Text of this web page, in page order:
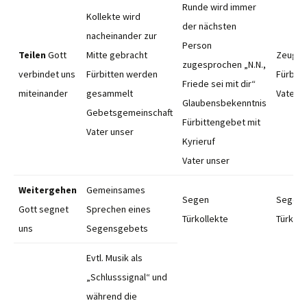
Teilen Gott
verbindet uns
miteinander
Kollekte wird
nacheinander zur
Mitte gebracht
Fürbitten werden
gesammelt
Gebetsgemeinschaft
Vater unser
Runde wird immer
der nächsten
Person
zugesprochen „N.N.,
Friede sei mit dir“
Glaubensbekenntnis
Fürbittengebet mit
Kyrieruf
Vater unser
Vater
Weitergehen
Gott segnet
uns
Gemeinsames
Sprechen eines
Segensgebets
Segen
Türkollekte
Segen
Evtl. Musik als
„Schlusssignal“ und
während die